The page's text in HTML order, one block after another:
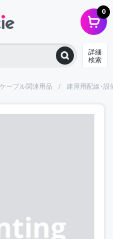
0
詳細
検索
ーブル関連用品 建屋用配線･設